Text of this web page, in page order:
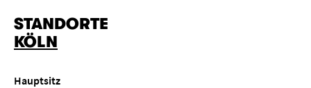
STANDORTE
KÖLN
Hauptsitz